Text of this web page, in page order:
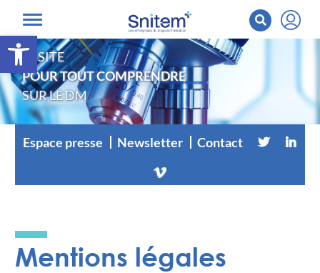
Ouvrir la barre d’outils
LE SITE
POUR TOUT COMPRENDRE
SUR LE DM
Espace presse Newsletter Contact
Mentions légales